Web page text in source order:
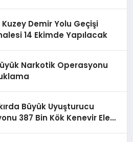
Demir Yolu Geçişi
14 Ekimde Yapılacak
Narkotik Operasyonu
Büyük Uyuşturucu
387 Bin Kök Kenevir Ele